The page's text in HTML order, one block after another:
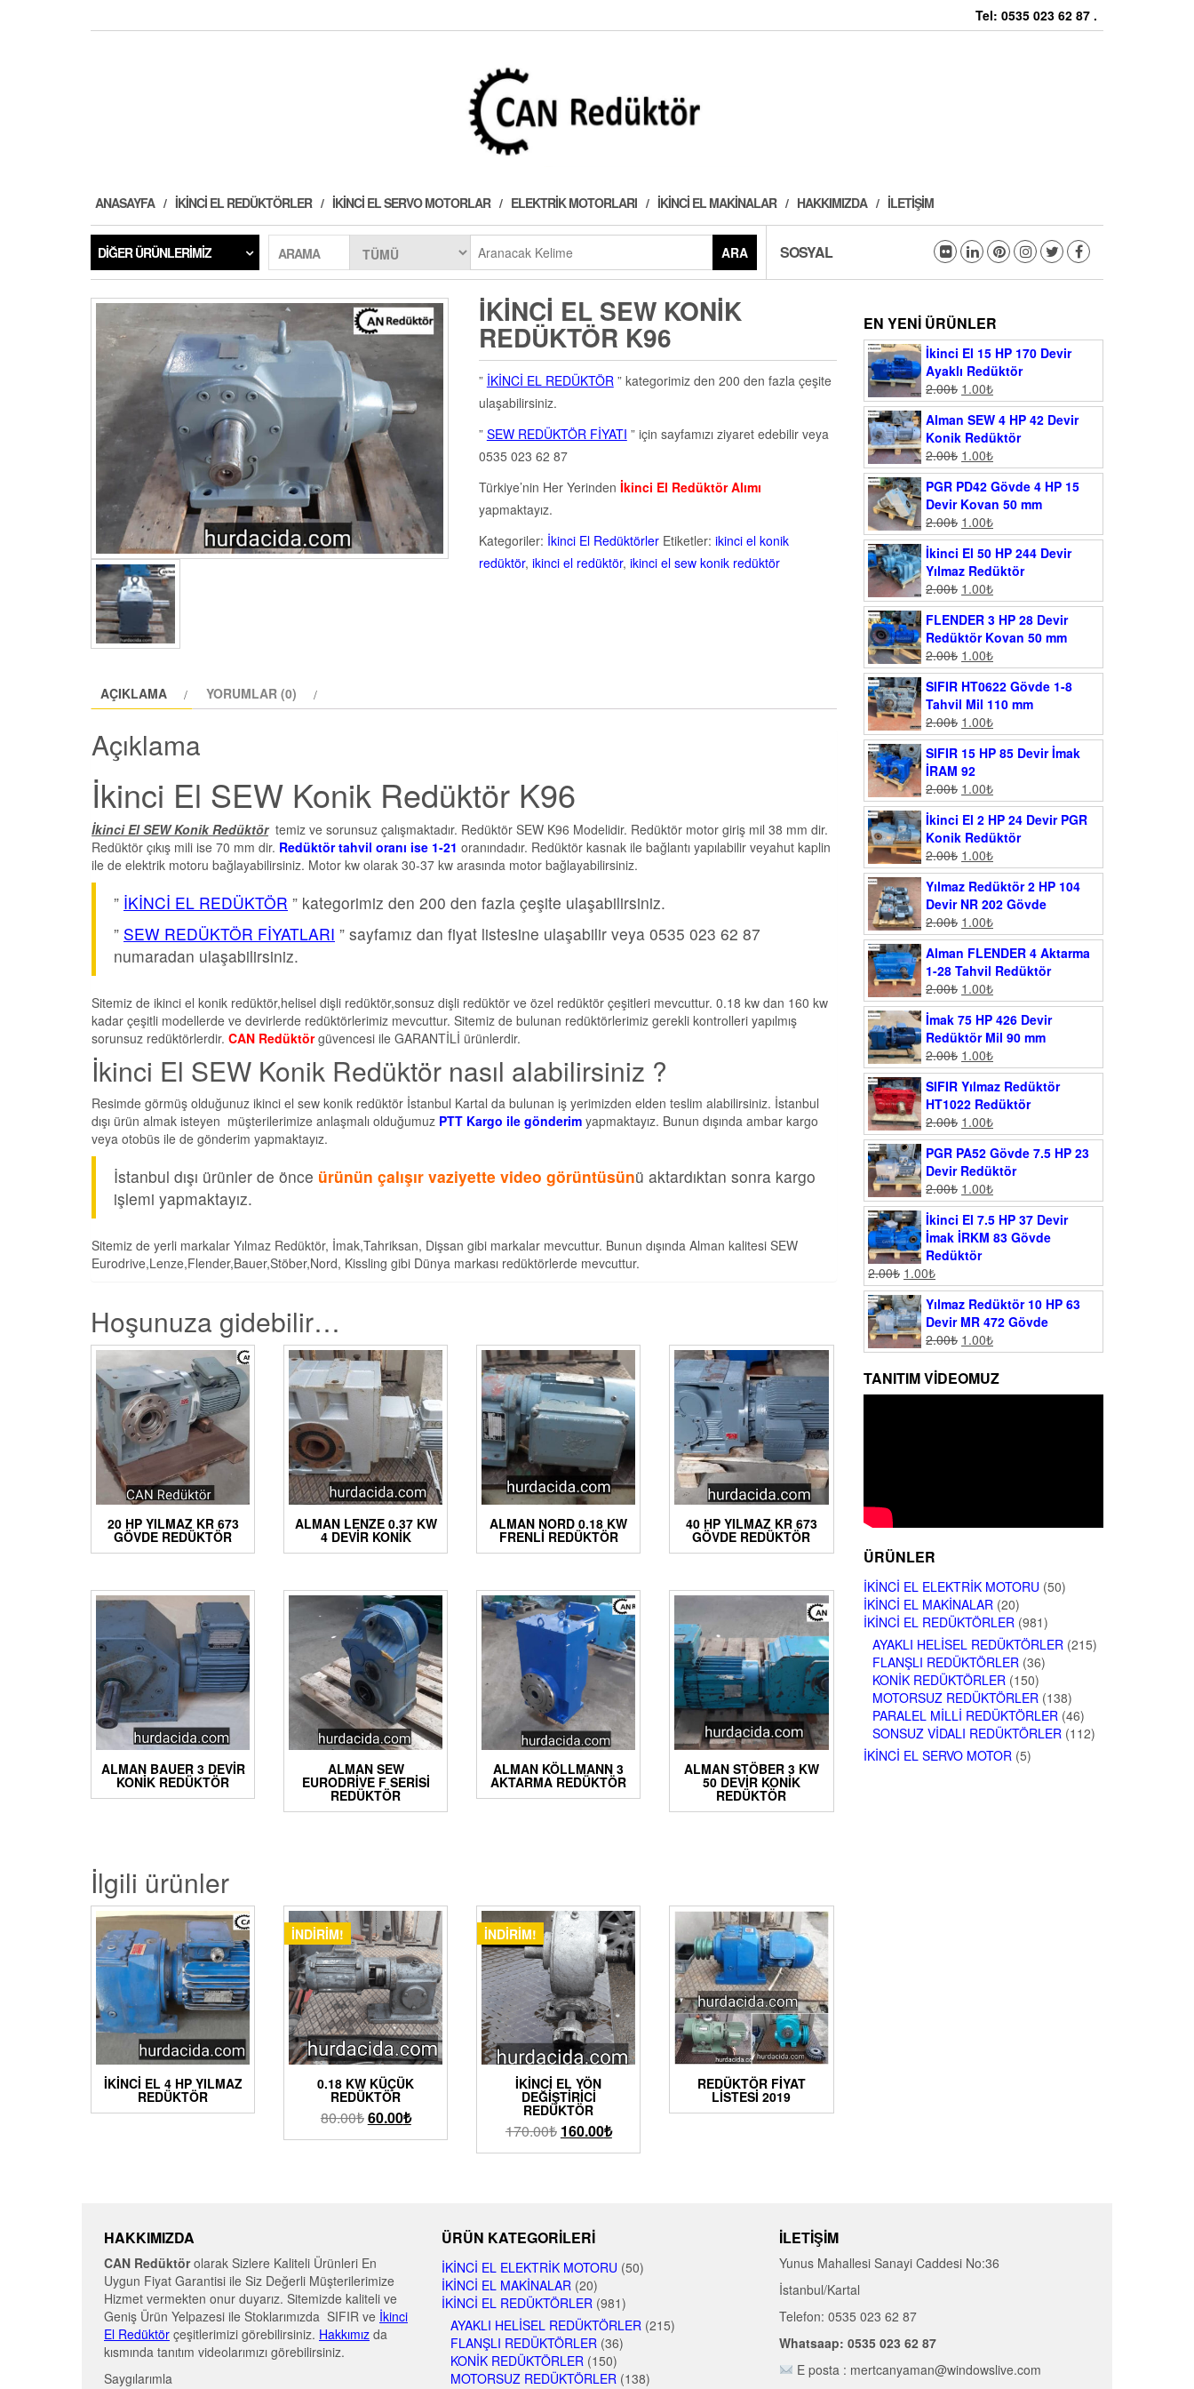
Tel: 0535 023 62 87 .
ANASAYFA İKINCI EL REDÜKTÖRLER İKINCI EL SERVO MOTORLAR ELEKTRIK MOTORLARI İKINCI EL MAKINALAR HAKKIMIZDA İLETIŞIM
DIĞER ÜRÜNLERIMIZ ARAMA ARA SOSYAL
İKINCI EL SEW KONIK
REDÜKTÖR K96
” İKİNCİ EL REDÜKTÖR” kategorimiz den 200 den fazla çeşite
ulaşabilirsiniz.
” SEW REDÜKTÖR FİYATI ” için sayfamızı ziyaret edebilir veya
0535 023 62 87
Türkiye’nin Her Yerinden İkinci El Redüktör Alımı
yapmaktayız.
Kategoriler: İkinci El Redüktörler Etiketler: ikinci el konik
redüktör, ikinci el redüktör, ikinci el sew konik redüktör
AÇIKLAMA YORUMLAR (0)
Açıklama
İkinci El SEW Konik Redüktör K96
İkinci El SEW Konik Redüktörtemiz ve sorunsuz çalışmaktadır. Redüktör SEW K96 Modelidir. Redüktör motor giriş mil 38 mm dir.
Redüktör çıkış mili ise 70 mm dir. Redüktör tahvil oranı ise 1-21 oranındadır. Redüktör kasnak ile bağlantı yapılabilir veyahut kaplin
ile de elektrik motoru bağlayabilirsiniz. Motor kw olarak 30-37 kw arasında motor bağlayabilirsiniz.
” İKİNCİ EL REDÜKTÖR ” kategorimiz den 200 den fazla çeşite ulaşabilirsiniz.
” SEW REDÜKTÖR FİYATLARI ” sayfamız dan fiyat listesine ulaşabilir veya 0535 023 62 87
numaradan ulaşabilirsiniz.
Sitemiz de ikinci el konik redüktör,helisel dişli redüktör,sonsuz dişli redüktör ve özel redüktör çeşitleri mevcuttur. 0.18 kw dan 160 kw
kadar çeşitli modellerde ve devirlerde redüktörlerimiz mevcuttur. Sitemiz de bulunan redüktörlerimiz gerekli kontrolleri yapılmış
sorunsuz redüktörlerdir. CAN Redüktörgüvencesi ile GARANTİLİ ürünlerdir.
İkinci El SEW Konik Redüktör nasıl alabilirsiniz ?
Resimde görmüş olduğunuz ikinci el sew konik redüktör İstanbul Kartal da bulunan iş yerimizden elden teslim alabilirsiniz. İstanbul
dışı ürün almak isteyen müşterilerimize anlaşmalı olduğumuz PTT Kargo ile gönderim yapmaktayız. Bunun dışında ambar kargo
veya otobüs ile de gönderim yapmaktayız.
İstanbul dışı ürünler de önce ürünün çalışır vaziyette video görüntüsünü aktardıktan sonra kargo
işlemi yapmaktayız.
Sitemiz de yerli markalar Yılmaz Redüktör, İmak,Tahriksan, Dişsan gibi markalar mevcuttur. Bunun dışında Alman kalitesi SEW
Eurodrive,Lenze,Flender,Bauer,Stöber,Nord, Kissling gibi Dünya markası redüktörlerde mevcuttur.
Hoşunuza gidebilir…
20 HP YILMAZ KR 673
GÖVDE REDÜKTÖR
ALMAN LENZE 0.37 KW
4 DEVIR KONIK
ALMAN NORD 0.18 KW
FRENLI REDÜKTÖR
40 HP YILMAZ KR 673
GÖVDE REDÜKTÖR
ALMAN BAUER 3 DEVIR
KONIK REDÜKTÖR
ALMAN SEW
EURODRIVE F SERISI
REDÜKTÖR
ALMAN KÖLLMANN 3
AKTARMA REDÜKTÖR
ALMAN STÖBER 3 KW
50 DEVIR KONIK
REDÜKTÖR
İlgili ürünler
İKINCI EL 4 HP YILMAZ
REDÜKTÖR
İNDIRIM!
0.18 KW KÜÇÜK
REDÜKTÖR
80.00₺60.00₺
İNDIRIM!
İKINCI EL YÖN
DEĞIŞTIRICI
REDÜKTÖR
170.00₺ 160.00₺
REDÜKTÖR FIYAT
LISTESI 2019
EN YENI ÜRÜNLER
İkinci El 15 HP 170 Devir
Ayaklı Redüktör
2.00₺ 1.00₺
Alman SEW 4 HP 42 Devir
Konik Redüktör
2.00₺ 1.00₺
PGR PD42 Gövde 4 HP 15
Devir Kovan 50 mm
2.00₺ 1.00₺
İkinci El 50 HP 244 Devir
Yılmaz Redüktör
2.00₺ 1.00₺
FLENDER 3 HP 28 Devir
Redüktör Kovan 50 mm
2.00₺ 1.00₺
SIFIR HT0622 Gövde 1-8
Tahvil Mil 110 mm
2.00₺ 1.00₺
SIFIR 15 HP 85 Devir İmak
İRAM 92
2.00₺ 1.00₺
İkinci El 2 HP 24 Devir PGR
Konik Redüktör
2.00₺ 1.00₺
Yılmaz Redüktör 2 HP 104
Devir NR 202 Gövde
2.00₺ 1.00₺
Alman FLENDER 4 Aktarma
1-28 Tahvil Redüktör
2.00₺ 1.00₺
İmak 75 HP 426 Devir
Redüktör Mil 90 mm
2.00₺ 1.00₺
SIFIR Yılmaz Redüktör
HT1022 Redüktör
2.00₺ 1.00₺
PGR PA52 Gövde 7.5 HP 23
Devir Redüktör
2.00₺ 1.00₺
İkinci El 7.5 HP 37 Devir
İmak İRKM 83 Gövde
Redüktör
2.00₺ 1.00₺
Yılmaz Redüktör 10 HP 63
Devir MR 472 Gövde
2.00₺ 1.00₺
TANITIM VIDEOMUZ
ÜRÜNLER
İKINCI EL ELEKTRIK MOTORU (50)
İKINCI EL MAKINALAR (20)
İKINCI EL REDÜKTÖRLER (981)
AYAKLI HELISEL REDÜKTÖRLER (215)
FLANŞLI REDÜKTÖRLER (36)
KONIK REDÜKTÖRLER (150)
MOTORSUZ REDÜKTÖRLER (138)
PARALEL MILLI REDÜKTÖRLER (46)
SONSUZ VIDALI REDÜKTÖRLER (112)
İKINCI EL SERVO MOTOR (5)
HAKKIMIZDA
CAN Redüktörolarak Sizlere Kaliteli Ürünleri En
Uygun Fiyat Garantisi ile Siz Değerli Müşterilerimize
Hizmet vermekten onur duyarız. Sitemizde kaliteli ve
Geniş Ürün Yelpazesi ile Stoklarımızda SIFIR ve İkinci
El Redüktör çeşitlerimizi görebilirsiniz. Hakkımız da
kısmında tanıtım videolarımızı görebilirsiniz.
Saygılarımla
ÜRÜN KATEGORILERI
İKINCI EL ELEKTRIK MOTORU (50)
İKINCI EL MAKINALAR (20)
İKINCI EL REDÜKTÖRLER (981)
AYAKLI HELISEL REDÜKTÖRLER (215)
FLANŞLI REDÜKTÖRLER (36)
KONIK REDÜKTÖRLER (150)
MOTORSUZ REDÜKTÖRLER (138)
İLETIŞIM
Yunus Mahallesi Sanayi Caddesi No:36
İstanbul/Kartal
Telefon: 0535 023 62 87
Whatsaap: 0535 023 62 87
E posta : mertcanyaman@windowslive.com